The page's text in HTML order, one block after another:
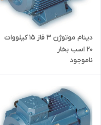
دینام موتوژن ۳ فاز 15 کیلووات
20 اسب بخار
ناموجود